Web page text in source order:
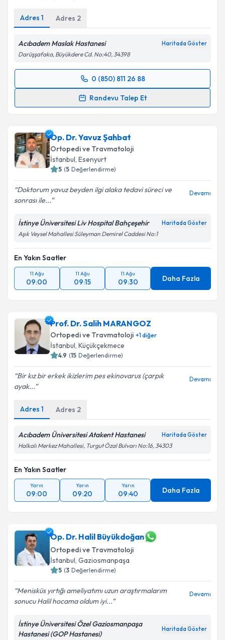
Adres 1 Adres 2
Acıbadem Maslak Hastanesi Haritada Göster
Darüşşafaka, Büyükdere Cd. No:40, 34398
0 (850) 811 26 88
Randevu Talep Et
Randevu Takvimi Talebi
takvim hazırlandığında e-posta ile bilgilendireceğiz.
E-posta Adresiniz
kapsamda işlenmesini kabul ediyorum.
Op. Dr. Yavuz Şahbat
Ortopedi ve Travmatoloji
İstanbul, Esenyurt
5 (5 Değerlendirme)
Doktorum yavuz beyden ilgi alaka tedavi süreci ve
sonrası ile...
Devamı
İstinye Üniversitesi Liv Hospital Bahçeşehir Haritada Göster
Aşık Veysel Mahallesi Süleyman Demirel Caddesi No:1
En Yakın Saatler
11 Ağu
09:00
11 Ağu
09:15
11 Ağu
09:30 Daha Fazla
Prof. Dr. Salih MARANGOZ
Ortopedi ve Travmatoloji +1diğer
İstanbul, Küçükçekmece
4.9 (15 Değerlendirme)
Bir kız bir erkek ikizlerim pes ekinovarus (çarpık
ayak...
Devamı
Adres 1 Adres 2
Acıbadem Üniversitesi Atakent Hastanesi Haritada Göster
Halkalı Merkez Mahallesi, Turgut Özal Bulvarı No:16, 34303
En Yakın Saatler
Yarın
09:00
Yarın
09:20
Yarın
09:40 Daha Fazla
Op. Dr. Halil Büyükdoğan
Ortopedi ve Travmatoloji
İstanbul, Gaziosmanpaşa
5 (3 Değerlendirme)
Menisküs yırtığı ameliyatımı uzun araştırmalarım
sonucu Halil hocama oldum iyi...
Devamı
İstinye Üniversitesi Özel Gaziosmanpaşa
Hastanesi (GOP Hastanesi)
Haritada Göster